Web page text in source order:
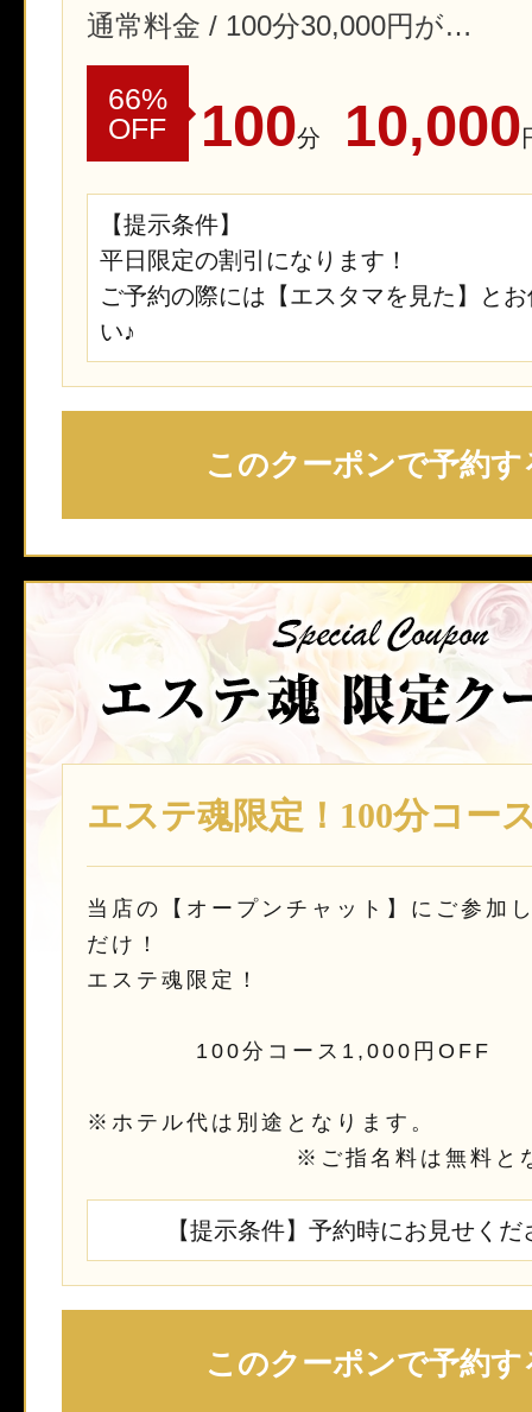
通常料金 / 100分30,000円が…
66%
OFF
100分 10,000
【提示条件】
平日限定の割引になります！
ご予約の際には【エスタマを見た】と
い♪
このクーポンで予約す
エステ魂限定！100分コー
当店の【オープンチャット】にご参加
だけ！
エステ魂限
100分コース1,000円OFF
※ホテル代は別途となります。
※ご指名料は無料となり
【提示条件】予約時にお見せくだ
このクーポンで予約す